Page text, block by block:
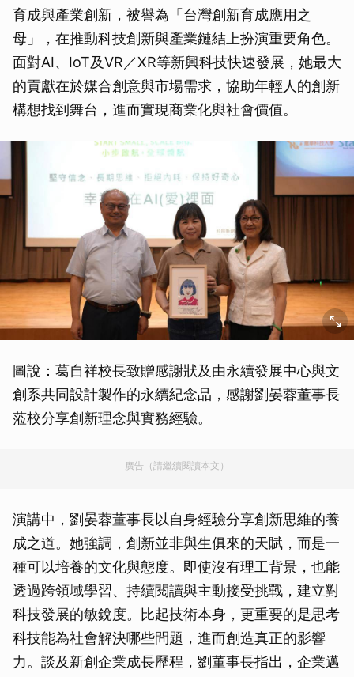
育成與產業創新，被譽為「台灣創新育成應用之
母」，在推動科技創新與產業鏈結上扮演重要角色。
面對AI、IoT及VR／XR等新興科技快速發展，她最大
的貢獻在於媒合創意與市場需求，協助年輕人的創新
構想找到舞台，進而實現商業化與社會價值。
圖說：葛自祥校長致贈感謝狀及由永續發展中心與文
創系共同設計製作的永續紀念品，感謝劉晏蓉董事長
蒞校分享創新理念與實務經驗。
廣告（請繼續閱讀本文）
演講中，劉晏蓉董事長以自身經驗分享創新思維的養
成之道。她強調，創新並非與生俱來的天賦，而是一
種可以培養的文化與態度。即使沒有理工背景，也能
透過跨領域學習、持續閱讀與主動接受挑戰，建立對
科技發展的敏銳度。比起技術本身，更重要的是思考
科技能為社會解決哪些問題，進而創造真正的影響
力。談及新創企業成長歷程，劉董事長指出，企業邁